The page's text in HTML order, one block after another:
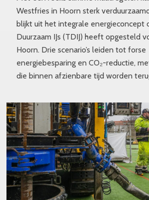
Westfries in Hoorn sterk
blijkt uit het integrale energieconcept
Duurzaam IJs (TDIJ) heeft opgesteld
Hoorn. Drie scenario’s leiden tot forse
energiebesparing en CO₂-reductie,
die binnen afzienbare tijd worden